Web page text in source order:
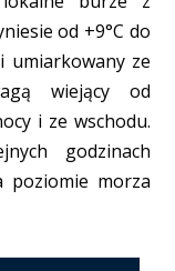
od +9°C do
umiarkowany ze
wiejący od
i ze wschodu.
godzinach
poziomie morza